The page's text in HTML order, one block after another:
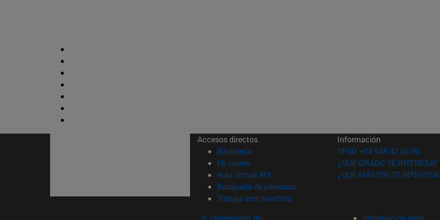
Accesos directos
Biblioteca (abre en nueva ventana)
Mi correo(abre en nueva ventana)
Aula virtual ADI (abre en nueva ventana)
Búsqueda de personas(abre en nueva ventana)
Trabaja con nosotros(abre en nueva ventana)
Información
TFNO +34 948 42 56 00
¿QUÉ GRADO TE INTERESA?
¿QUÉ MÁSTER TE
© Universidad de Información legal